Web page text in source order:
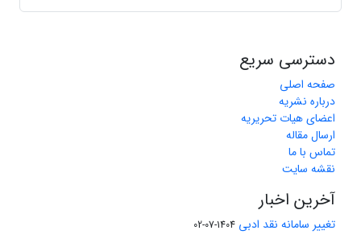
دسترسی سریع
صفحه اصلی
درباره نشریه
اعضای هیات تحریریه
ارسال مقاله
تماس با ما
نقشه سایت
آخرین اخبار
تغییر سامانه نقد ادبی 1404-07-02